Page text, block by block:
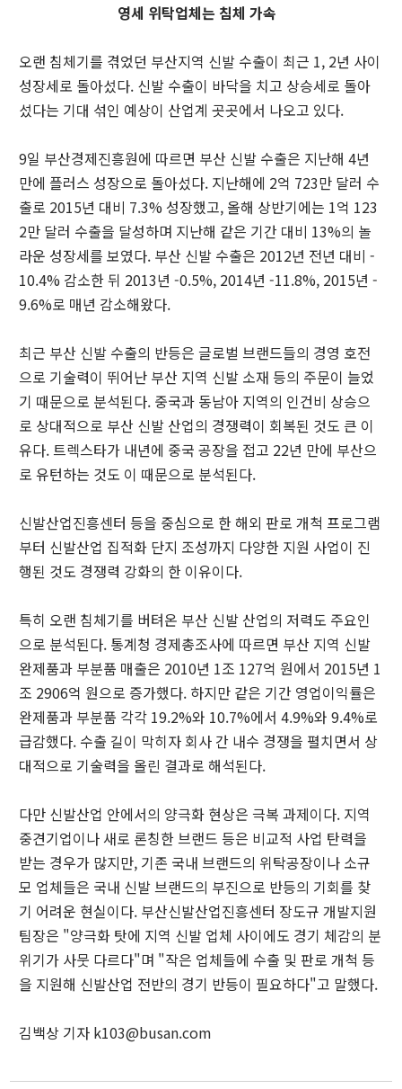
영세 위탁업체는 침체 가속
오랜 침체기를 겪었던 부산지역 신발 수출이 최근 1, 2년 사이
성장세로 돌아섰다. 신발 수출이 바닥을 치고 상승세로 돌아
섰다는 기대 섞인 예상이 산업계 곳곳에서 나오고 있다.
9일 부산경제진흥원에 따르면 부산 신발 수출은 지난해 4년
만에 플러스 성장으로 돌아섰다. 지난해에 2억 723만 달러 수
출로 2015년 대비 7.3% 성장했고, 올해 상반기에는 1억 123
2만 달러 수출을 달성하며 지난해 같은 기간 대비 13%의 놀
라운 성장세를 보였다. 부산 신발 수출은 2012년 전년 대비 -
10.4% 감소한 뒤 2013년 -0.5%, 2014년 -11.8%, 2015년 -
9.6%로 매년 감소해왔다.
최근 부산 신발 수출의 반등은 글로벌 브랜드들의 경영 호전
으로 기술력이 뛰어난 부산 지역 신발 소재 등의 주문이 늘었
기 때문으로 분석된다. 중국과 동남아 지역의 인건비 상승으
로 상대적으로 부산 신발 산업의 경쟁력이 회복된 것도 큰 이
유다. 트렉스타가 내년에 중국 공장을 접고 22년 만에 부산으
로 유턴하는 것도 이 때문으로 분석된다.
신발산업진흥센터 등을 중심으로 한 해외 판로 개척 프로그램
부터 신발산업 집적화 단지 조성까지 다양한 지원 사업이 진
행된 것도 경쟁력 강화의 한 이유이다.
특히 오랜 침체기를 버텨온 부산 신발 산업의 저력도 주요인
으로 분석된다. 통계청 경제총조사에 따르면 부산 지역 신발
완제품과 부분품 매출은 2010년 1조 127억 원에서 2015년 1
조 2906억 원으로 증가했다. 하지만 같은 기간 영업이익률은
완제품과 부분품 각각 19.2%와 10.7%에서 4.9%와 9.4%로
급감했다. 수출 길이 막히자 회사 간 내수 경쟁을 펼치면서 상
대적으로 기술력을 올린 결과로 해석된다.
다만 신발산업 안에서의 양극화 현상은 극복 과제이다. 지역
중견기업이나 새로 론칭한 브랜드 등은 비교적 사업 탄력을
받는 경우가 많지만, 기존 국내 브랜드의 위탁공장이나 소규
모 업체들은 국내 신발 브랜드의 부진으로 반등의 기회를 찾
기 어려운 현실이다. 부산신발산업진흥센터 장도규 개발지원
팀장은 "양극화 탓에 지역 신발 업체 사이에도 경기 체감의 분
위기가 사뭇 다르다"며 "작은 업체들에 수출 및 판로 개척 등
을 지원해 신발산업 전반의 경기 반등이 필요하다"고 말했다.
김백상 기자 k103@busan.com